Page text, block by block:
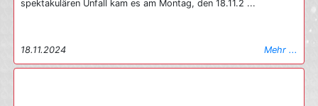
spektakulären Unfall kam es am Montag, den 18.11.2 ...
18.11.2024 Mehr ...